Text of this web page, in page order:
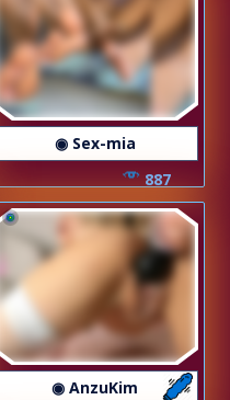
◉ Sex-mia
887
◉ AnzuKim